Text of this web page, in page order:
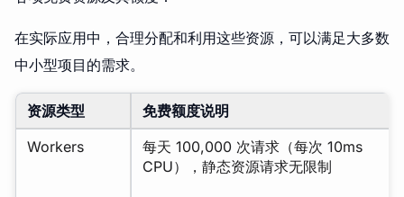
在实际应用中，合理分配和利用这些资源，可以满足大多数
中小型项目的需求。
资源类型
免费额度说明
Workers
每天 100,000 次请求（每次 10ms
CPU），静态资源请求无限制